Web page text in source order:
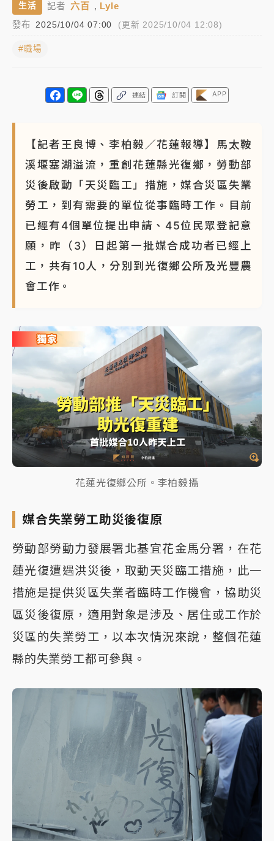
中颱白海豚環流掠北海！今明防劇烈降雨 東部高溫飆
38度
周末精選｜
本周爆款短影音｜ 柯文哲帶電子手鐶拄拐杖現身／周玉
蔻蔡玉真開撕爆料
任 預算難關如何解？
蔣萬安的建中同學！47歲法律學霸戰桃園 公開上任首
要3件事
生活 記者 六百 , Lyle
發布 2025/10/04 07:00 (更新 2025/10/04 12:08)
#職場
連結 訂閱 APP
【記者王良博、李柏毅／花蓮報導】馬太鞍
溪堰塞湖溢流，重創花蓮縣光復鄉，勞動部
災後啟動「天災臨工」措施，媒合災區失業
勞工，到有需要的單位從事臨時工作。目前
已經有4個單位提出申請、45位民眾登記意
願，昨（3）日起第一批媒合成功者已經上
工，共有10人，分別到光復鄉公所及光豐農
會工作。
花蓮光復鄉公所。李柏毅攝
媒合失業勞工助災後復原
勞動部勞動力發展署北基宜花金馬分署，在花
蓮光復遭遇洪災後，取動天災臨工措施，此一
措施是提供災區失業者臨時工作機會，協助災
區災後復原，適用對象是涉及、居住或工作於
災區的失業勞工，以本次情況來說，整個花蓮
縣的失業勞工都可參與。